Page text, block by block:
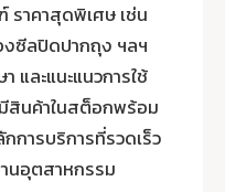
าคาสุดพิเศษ เช่น
งซีลปิดปากถุง ฯลฯ
และแนะแนวการใช้
สินค้าในสต็อกพร้อม
การบริการที่รวดเร็ว
นอุตสาหกรรม